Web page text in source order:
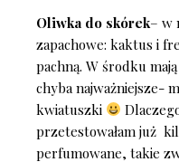
Oliwka do skórek– w
zapachowe: kaktus i
pachną. W środku
chyba najważniejsze-
kwiatuszki
przetestowałam już
perfumowane, takie